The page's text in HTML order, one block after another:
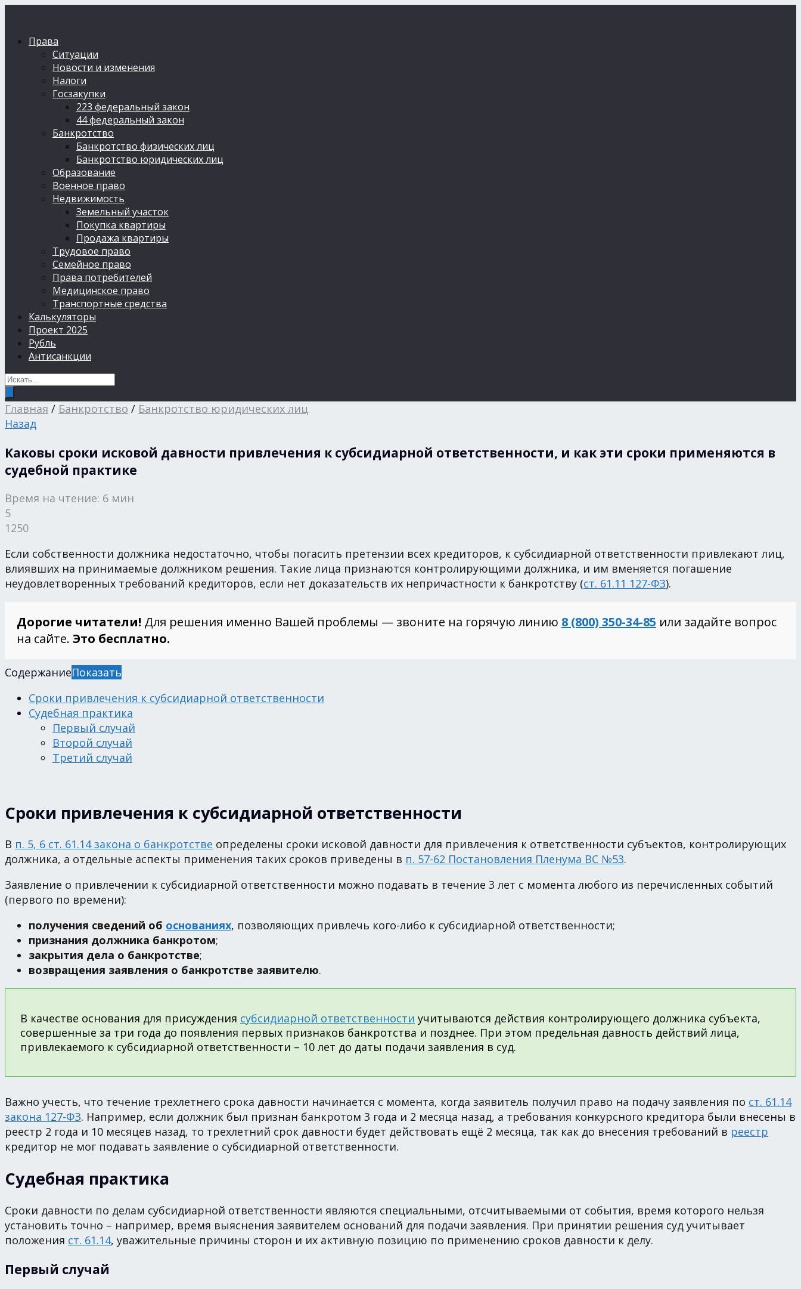
Права
Ситуации
Новости и изменения
Налоги
Госзакупки
223 федеральный закон
44 федеральный закон
Банкротство
Банкротство физических лиц
Банкротство юридических лиц
Образование
Военное право
Недвижимость
Земельный участок
Покупка квартиры
Продажа квартиры
Трудовое право
Семейное право
Права потребителей
Медицинское право
Транспортные средства
Калькуляторы
Проект 2025
Рубль
Антисанкции
Главная / Банкротство / Банкротство юридических лиц
Назад
Каковы сроки исковой давности привлечения к субсидиарной ответственности, и как эти сроки применяются в
судебной практике
Время на чтение: 6 мин
5
1250
Если собственности должника недостаточно, чтобы погасить претензии всех кредиторов, к субсидиарной ответственности привлекают лиц,
влиявших на принимаемые должником решения. Такие лица признаются контролирующими должника, и им вменяется погашение
неудовлетворенных требований кредиторов, если нет доказательств их непричастности к банкротству (ст. 61.11 127-ФЗ).
Дорогие читатели! Для решения именно Вашей проблемы — звоните на горячую линию 8 (800) 350-34-85 или задайте вопрос
на сайте. Это бесплатно.
СодержаниеПоказать
Сроки привлечения к субсидиарной ответственности
Судебная практика
Первый случай
Второй случай
Третий случай
Сроки привлечения к субсидиарной ответственности
В п. 5, 6 ст. 61.14 закона о банкротстве определены сроки исковой давности для привлечения к ответственности субъектов, контролирующих
должника, а отдельные аспекты применения таких сроков приведены в п. 57-62 Постановления Пленума ВС №53.
Заявление о привлечении к субсидиарной ответственности можно подавать в течение 3 лет с момента любого из перечисленных событий
(первого по времени):
получения сведений об основаниях, позволяющих привлечь кого-либо к субсидиарной ответственности;
признания должника банкротом;
закрытия дела о банкротстве;
возвращения заявления о банкротстве заявителю.
В качестве основания для присуждения субсидиарной ответственности учитываются действия контролирующего должника субъекта,
совершенные за три года до появления первых признаков банкротства и позднее. При этом предельная давность действий лица,
привлекаемого к субсидиарной ответственности – 10 лет до даты подачи заявления в суд.
Важно учесть, что течение трехлетнего срока давности начинается с момента, когда заявитель получил право на подачу заявления по ст. 61.14
закона 127-ФЗ. Например, если должник был признан банкротом 3 года и 2 месяца назад, а требования конкурсного кредитора были внесены в
реестр 2 года и 10 месяцев назад, то трехлетний срок давности будет действовать ещё 2 месяца, так как до внесения требований в реестр
кредитор не мог подавать заявление о субсидиарной ответственности.
Судебная практика
Сроки давности по делам субсидиарной ответственности являются специальными, отсчитываемыми от события, время которого нельзя
установить точно – например, время выяснения заявителем оснований для подачи заявления. При принятии решения суд учитывает
положения ст. 61.14, уважительные причины сторон и их активную позицию по применению сроков давности к делу.
Первый случай